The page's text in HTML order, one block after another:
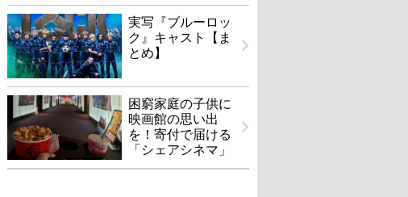
実写『ブルーロッ
ク』キャスト【ま
とめ】
困窮家庭の子供に
映画館の思い出
を！寄付で届ける
「シェアシネマ」